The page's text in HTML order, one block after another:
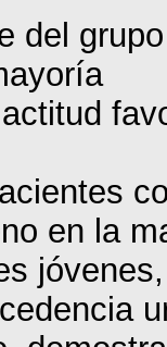
del
en la